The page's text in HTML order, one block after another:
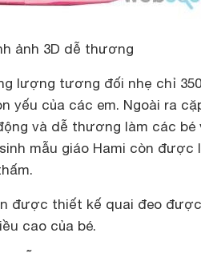
ảnh 3D dễ thương
lượng tương đối nhẹ chỉ
yếu của các em. Ngoài ra
và dễ thương làm các bé
mẫu giáo Hami còn được
được thiết kế quai đeo
cao của bé.